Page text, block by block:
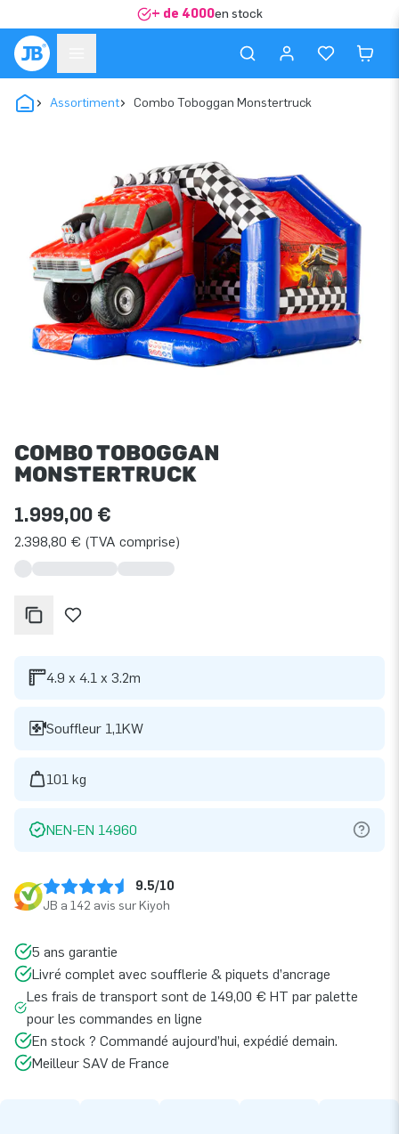
+ de 4000en stock
Assortiment Combo Toboggan Monstertruck
COMBO TOBOGGAN
MONSTERTRUCK
1.999,00 €
2.398,80 € (TVA comprise)
4.9 x 4.1 x 3.2m
Souffleur 1,1KW
101 kg
NEN-EN 14960
9.5/10
JB a 142 avis sur Kiyoh
5 ans garantie
Livré complet avec soufflerie & piquets d’ancrage
Les frais de transport sont de 149,00 € HT par palette
pour les commandes en ligne
En stock ? Commandé aujourd’hui, expédié demain.
Meilleur SAV de France